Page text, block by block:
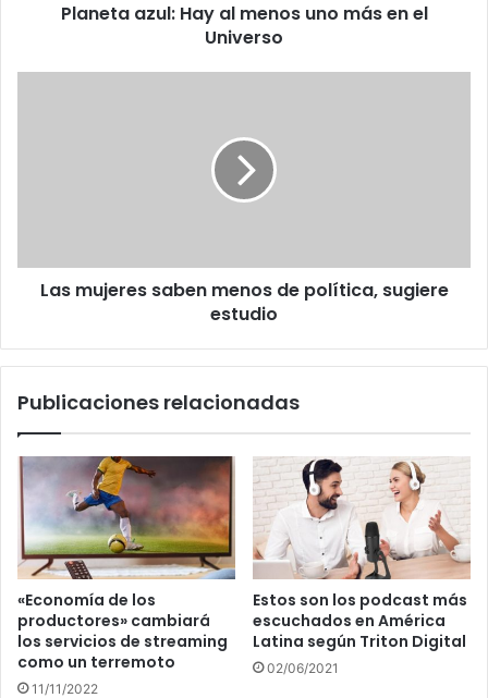
UniversoPlaneta azul: Hay al menos uno más en el
Universo
Las mujeres saben menos de política, sugiere
estudio
Publicaciones relacionadas
«Economía de los
productores» cambiará
los servicios de streaming
como un terremoto
11/11/2022
Estos son los podcast más
escuchados en América
Latina según Triton Digital
02/06/2021